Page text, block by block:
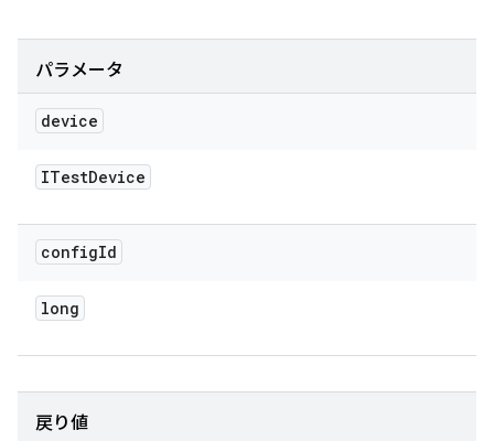
パラメータ
device
ITestDevice
configId
long
戻り値